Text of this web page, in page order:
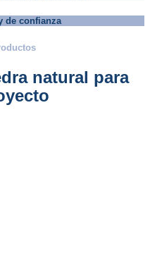
de confianza
natural para